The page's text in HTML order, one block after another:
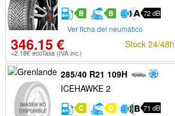
B B 72 dB
Ver ficha del neumático
346.15 €
+2.18€ ecoTasa (IVA inc.)
Stock 24/48h
285/40 R21 109H
ICEHAWKE 2
C D 71 dB